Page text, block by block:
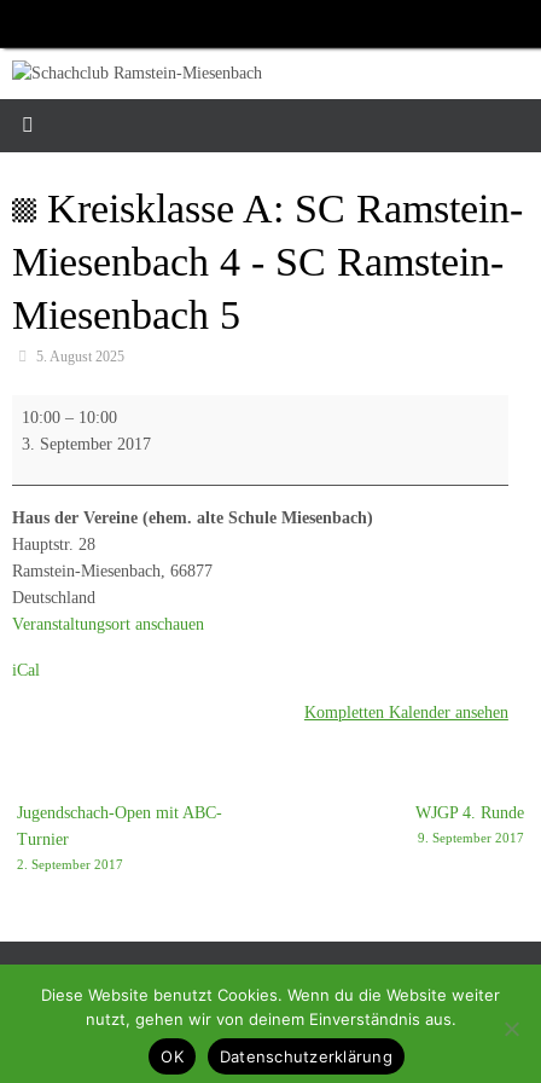
springen
Kreisklasse A: SC Ramstein-
Miesenbach 4 - SC Ramstein-
Miesenbach 5
5. August 2025
Kreisklasse
A:
Ramstein-
Miesenbach
4
-
SC
Ramstein-
5
10:00 – 10:00
3. September 2017
Haus der Vereine (ehem. alte Schule Miesenbach)
Hauptstr. 28
Ramstein-Miesenbach 66877
Deutschland
Veranstaltungsort anschauen
iCal
Kompletten Kalender ansehen
Jugendschach-Open mit ABC-
Turnier
2. September 2017
WJGP 4. Runde
9. September 2017
© 2018 - Homepage des SC Ramstein-Miesenbach
Präsentiert von Tempera
Diese Website benutzt Cookies. Wenn du die Website weiter
nutzt, gehen wir von deinem Einverständnis aus.
OK
Datenschutzerklärung